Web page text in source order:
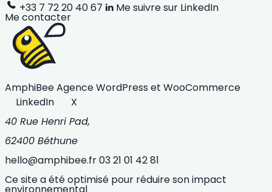
+33 7 72 20 40 67
Me suivre sur LinkedIn
Me contacter
AmphiBeeAgence WordPress et WooCommerce
LinkedIn
X
40 Rue Henri Pad,
62400 Béthune
hello@amphibee.fr03 21 01 42 81
Ce site a été optimisé pour réduire son impact